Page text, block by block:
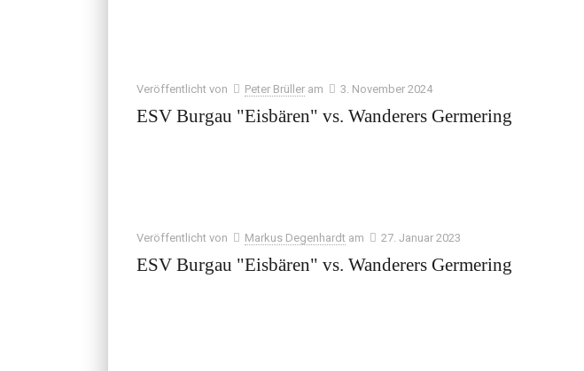
Veröffentlicht von Peter Brüller am 3. November 2024
ESV Burgau "Eisbären" vs. Wanderers Germering
Veröffentlicht von Markus Degenhardt am 27. Januar 2023
ESV Burgau "Eisbären" vs. Wanderers Germering